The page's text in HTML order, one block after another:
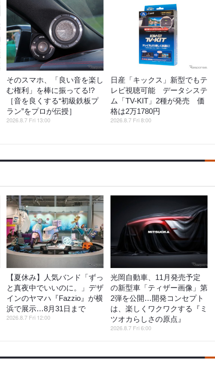
そのスマホ、「良い音を楽し
む権利」を棒に振ってる!?
［音を良くする“初級鉄板プ
ラン”をプロが伝授］
2026.8.7 Fri 13:00
日産「キックス」新型でもテ
レビ視聴可能 データシステ
ム「TV-KIT」2種が発売 価
格は2万1780円
2026.8.7 Fri 8:00
【夏休み】人気バンド「ずっ
と真夜中でいいのに。」デザ
インのヤマハ『Fazzio』が横
浜で展示…8月31日まで
2026.8.7 Fri 12:00
光岡自動車、11月発売予定
の新型車「ティザー画像」第
2弾を公開…開発コンセプト
は、楽しくワクワクする『ミ
ツオカらしさの原点』
2026.8.7 Fri 6:00